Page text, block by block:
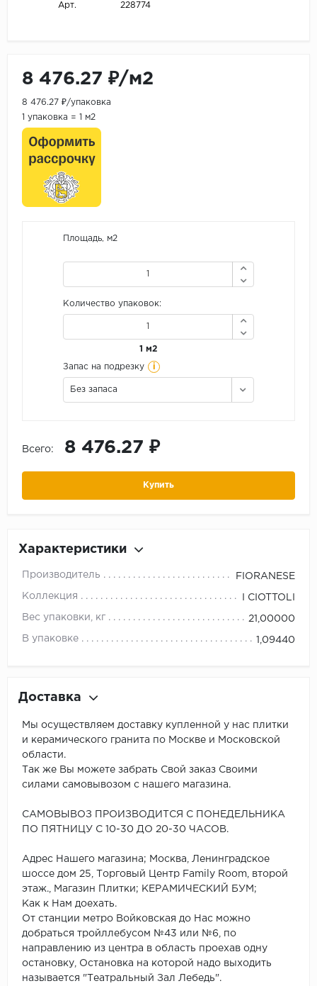
Арт. 228774
8 476.27 ₽/м2
8 476.27 ₽/упаковка
1 упаковка = 1 м2
Площадь, м2
Количество упаковок:
1 м2
Запас на подрезку i
Без запаса
Всего: 8 476.27 ₽
Купить
Характеристики
Производитель FIORANESE
Коллекция I CIOTTOLI
Вес упаковки, кг 21,00000
В упаковке 1,09440
Доставка
Мы осуществляем доставку купленной у нас плитки
и керамического гранита по Москве и Московской
области.
Так же Вы можете забрать Свой заказ Своими
силами самовывозом с нашего магазина.
САМОВЫВОЗ ПРОИЗВОДИТСЯ С ПОНЕДЕЛЬНИКА
ПО ПЯТНИЦУ С 10-30 ДО 20-30 ЧАСОВ.
Адрес Нашего магазина; Москва, Ленинградское
шоссе дом 25, Торговый Центр Family Room, второй
этаж., Магазин Плитки; КЕРАМИЧЕСКИЙ БУМ;
Как к Нам доехать.
От станции метро Войковская до Нас можно
добраться тройллебусом №43 или №6, по
направлению из центра в область проехав одну
остановку, Остановка на которой надо выходить
называется "Театральный Зал Лебедь".